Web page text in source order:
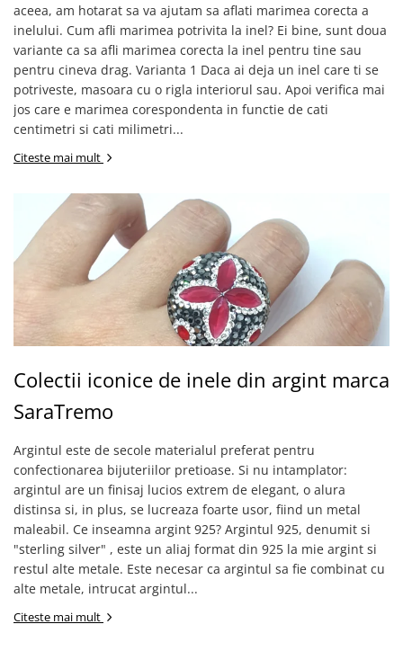
aceea, am hotarat sa va ajutam sa aflati marimea corecta a
inelului. Cum afli marimea potrivita la inel? Ei bine, sunt doua
variante ca sa afli marimea corecta la inel pentru tine sau
pentru cineva drag. Varianta 1 Daca ai deja un inel care ti se
potriveste, masoara cu o rigla interiorul sau. Apoi verifica mai
jos care e marimea corespondenta in functie de cati
centimetri si cati milimetri...
Citeste mai mult
Colectii iconice de inele din argint marca
SaraTremo
Argintul este de secole materialul preferat pentru
confectionarea bijuteriilor pretioase. Si nu intamplator:
argintul are un finisaj lucios extrem de elegant, o alura
distinsa si, in plus, se lucreaza foarte usor, fiind un metal
maleabil. Ce inseamna argint 925? Argintul 925, denumit si
"sterling silver" , este un aliaj format din 925 la mie argint si
restul alte metale. Este necesar ca argintul sa fie combinat cu
alte metale, intrucat argintul...
Citeste mai mult